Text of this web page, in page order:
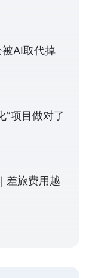
AI取代掉
”项目做对了
差旅费用越